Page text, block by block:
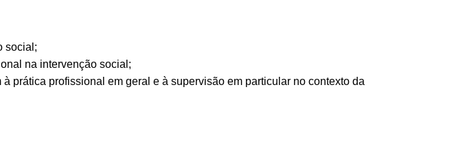
social;
na intervenção social;
prática profissional em geral e à supervisão em particular no contexto da